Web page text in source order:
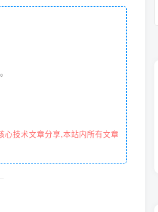
心技术文章分享,本站内所有文章
码云登录